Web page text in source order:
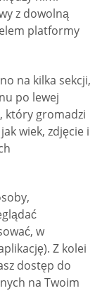
z dowolną
platformy
na kilka sekcji,
po lewej
który gromadzi
wiek, zdjęcie i
w
Z kolei
dostęp do
na Twoim